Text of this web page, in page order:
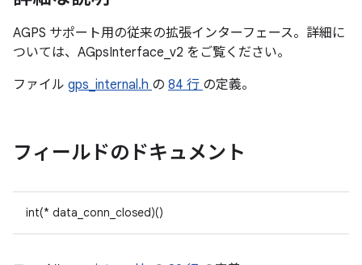
AGPS サポート用の従来の拡張インターフェース。詳細に
ついては、AGpsInterface_v2 をご覧ください。
ファイル gps_internal.h の 84 行 の定義。
フィールドのドキュメント
int(* data_conn_closed)()